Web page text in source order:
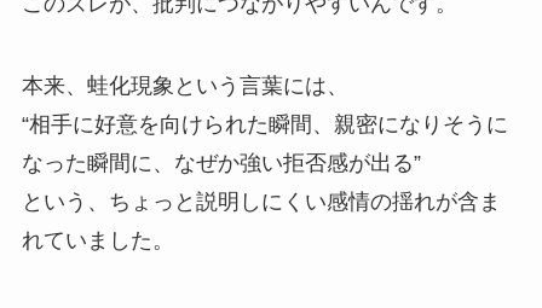
本来、蛙化現象という言葉には、
“相手に好意を向けられた瞬間、親密になりそうに
なった瞬間に、なぜか強い拒否感が出る”
という、ちょっと説明しにくい感情の揺れが含ま
れていました。